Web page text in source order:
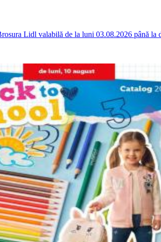
Lidl valabilă de la luni 03.08.2026 până